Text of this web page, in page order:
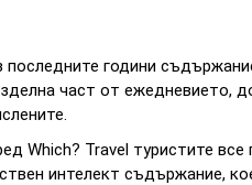
последните години
част от ежедневието,
Which? Travel туристите
интелект съдържание,